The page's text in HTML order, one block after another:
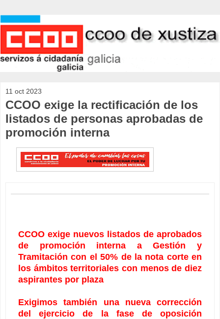
11 oct 2023
CCOO exige la rectificación de los
listados de personas aprobadas de
promoción interna
CCOO exige nuevos listados de aprobados
de promoción interna a Gestión y
Tramitación con el 50% de la nota corte en
los ámbitos territoriales con menos de diez
aspirantes por plaza
Exigimos también una nueva corrección
del ejercicio de la fase de oposición